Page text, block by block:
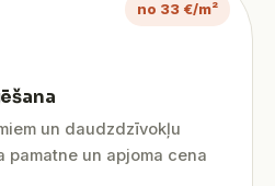
no 33 €/m²
un daudzdzīvokļu
un apjoma cena